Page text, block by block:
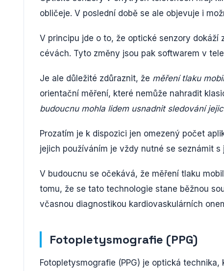
obličeje. V poslední době se ale objevuje i
V principu jde o to, že optické senzory
cévách. Tyto změny jsou pak softwarem v
Je ale důležité zdůraznit, že měření tlaku
orientační měření, které nemůže nahradit
budoucnu mohla lidem usnadnit sledování
Prozatím je k dispozici jen omezený počet
jejich používáním je vždy nutné se seznámit s
V budoucnu se očekává, že měření tlaku
tomu, že se tato technologie stane běžnou
včasnou diagnostikou kardiovaskulárních
Fotopletysmografie (PPG)
Fotopletysmografie (PPG) je optická